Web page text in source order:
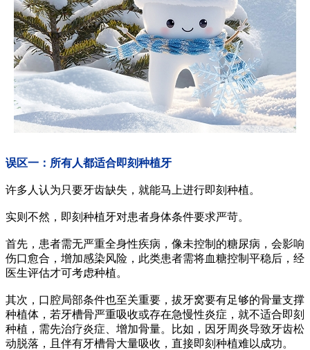
误区一：所有人都适合即刻种植牙
许多人认为只要牙齿缺失，就能马上进行即刻种植。
实则不然，即刻种植牙对患者身体条件要求严苛。
首先，患者需无严重全身性疾病，像未控制的糖尿病，会影响
伤口愈合，增加感染风险，此类患者需将血糖控制平稳后，经
医生评估才可考虑种植。
其次，口腔局部条件也至关重要，拔牙窝要有足够的骨量支撑
种植体，若牙槽骨严重吸收或存在急慢性炎症，就不适合即刻
种植，需先治疗炎症、增加骨量。比如，因牙周炎导致牙齿松
动脱落，且伴有牙槽骨大量吸收，直接即刻种植难以成功。